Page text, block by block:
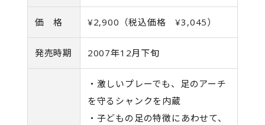
価 格 ¥2,900（税込価格 ¥3,045）
発売時期 2007年12月下旬
・激しいプレーでも、足のアーチ
を守るシャンクを内蔵
・子どもの足の特徴にあわせて、